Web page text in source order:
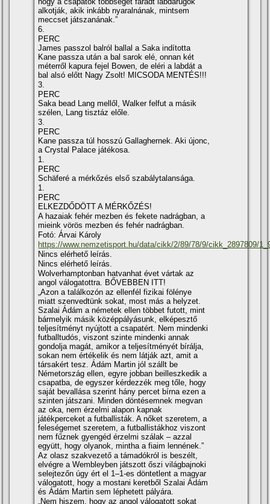
alkotják, akik inkább nyaralnának, mintsem
meccset játszanának.”
6.
PERC
James passzol balról ballal a Saka indította
Kane passza után a bal sarok elé, onnan két
méterről kapura fejel Bowen, de eléri a labdát a
bal alsó előtt Nagy Zsolt! MICSODA MENTÉS!!!
3.
PERC
Saka bead Lang mellől, Walker felfut a másik
szélen, Lang tisztáz előle.
3.
PERC
Kane passza túl hosszú Gallaghernek. Aki újonc,
a Crystal Palace játékosa.
1.
PERC
Schäferé a mérkőzés első szabálytalansága.
1.
PERC
ELKEZDŐDÖTT A MÉRKŐZÉS!
A hazaiak fehér mezben és fekete nadrágban, a
mieink vörös mezben és fehér nadrágban.
Fotó: Árvai Károly
https://www.nemzetisport.hu/data/cikk/2/89/78/9/cikk_2897809/
Nincs elérhető leírás.
Nincs elérhető leírás.
Wolverhamptonban hatvanhat évet vártak az
angol válogatottra. BŐVEBBEN ITT!
„Azon a találkozón az ellenfél fizikai fölénye
miatt szenvedtünk sokat, most más a helyzet.
Szalai Ádám a németek ellen többet futott, mint
bármelyik másik középpályásunk, elképesztő
teljesítményt nyújtott a csapatért. Nem mindenki
futballtudós, viszont szinte mindenki annak
gondolja magát, amikor a teljesítményét bírálja,
sokan nem értékelik és nem látják azt, amit a
társakért tesz. Ádám Martin jól szállt be
Németország ellen, egyre jobban beilleszkedik a
csapatba, de egyszer kérdezzék meg tőle, hogy
saját bevallása szerint hány percet bírna ezen a
szinten játszani. Minden döntésemnek megvan
az oka, nem érzelmi alapon kapnak
játékperceket a futballisták. A nőket szeretem, a
feleségemet szeretem, a futballistákhoz viszont
nem fűznek gyengéd érzelmi szálak – azzal
együtt, hogy olyanok, mintha a fiaim lennének.”
Az olasz szakvezető a támadókról is beszélt,
elvégre a Wembleyben játszott őszi világbajnoki
selejtezőn úgy ért el 1–1-es döntetlent a magyar
válogatott, hogy a mostani keretből Szalai Ádám
és Ádám Martin sem léphetett pályára.
„Nem hiszem, hogy az angol válogatott sokat